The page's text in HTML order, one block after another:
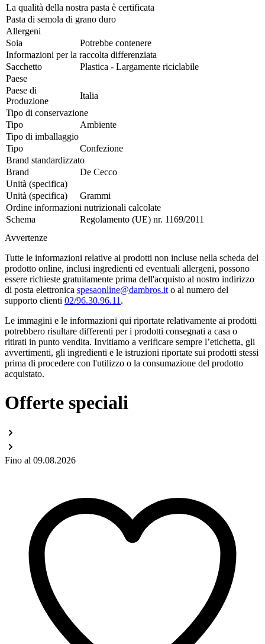
La qualità della nostra pasta è certificata
Pasta di semola di grano duro
Allergeni
Soia
Potrebbe contenere
Informazioni per la raccolta differenziata
Sacchetto
Plastica - Largamente riciclabile
Paese
Paese di
Produzione
Italia
Tipo di conservazione
Tipo
Ambiente
Tipo di imballaggio
Tipo
Confezione
Brand standardizzato
Brand
De Cecco
Unità (specifica)
Unità (specifica)
Grammi
Ordine informazioni nutrizionali calcolate
Schema
Regolamento (UE) nr. 1169/2011
Avvertenze
Tutte le informazioni relative ai prodotti non incluse nella scheda del
prodotto online, inclusi ingredienti ed eventuali allergeni, possono
essere richieste gratuitamente prima dell'acquisto al nostro indirizzo
di posta elettronica spesaonline@dambros.it o al numero del
supporto clienti 02/96.30.96.11 .
Le immagini e le informazioni qui riportate relativamente ai prodotti
potrebbero risultare differenti per i prodotti consegnati a casa o
ritirati in punto vendita. Invitiamo a verificare sempre l’etichetta, gli
avvertimenti, gli ingredienti e le istruzioni riportate sui prodotti stessi
prima di procedere con l'utilizzo o la consumazione del prodotto
acquistato.
Offerte speciali
Fino al 09.08.2026